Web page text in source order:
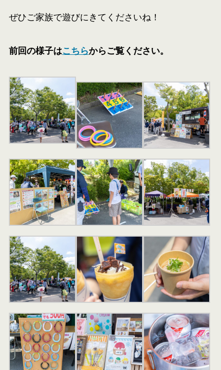
ぜひご家族で遊びにきてくださいね！
前回の様子はこちらからご覧ください。